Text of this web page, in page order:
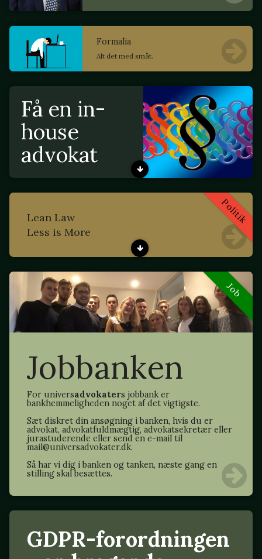
Formalia
Alt det med småt.
Få en in-
house
advokat
Politik
Lean Law
Less is More
Job
Jobbanken
For universadvokaters jobbank er
bankhemmeligheden noget af det vigtigste.
Sæt diskret din ansøgning i banken, hvis du er
advokat, advokatfuldmægtig, advokatsekretær eller
jurastuderende eller send en e-mail til
mail@universadvokater.dk.
Så har vi dig i banken og tanken, næste gang en
stilling skal besættes.
GDPR-forordningen